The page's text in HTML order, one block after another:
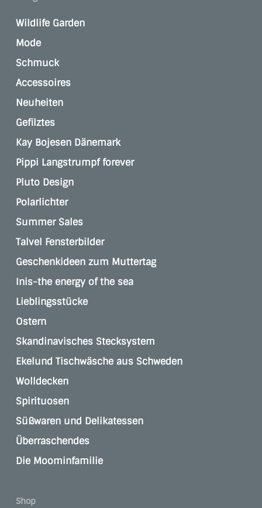
Wildlife Garden
Mode
Schmuck
Accessoires
Neuheiten
Gefilztes
Kay Bojesen Dänemark
Pippi Langstrumpf forever
Pluto Design
Polarlichter
Summer Sales
Talvel Fensterbilder
Geschenkideen zum Muttertag
Inis-the energy of the sea
Lieblingsstücke
Ostern
Skandinavisches Stecksystem
Ekelund Tischwäsche aus Schweden
Wolldecken
Spirituosen
Süßwaren und Delikatessen
Überraschendes
Die Moominfamilie
Shop